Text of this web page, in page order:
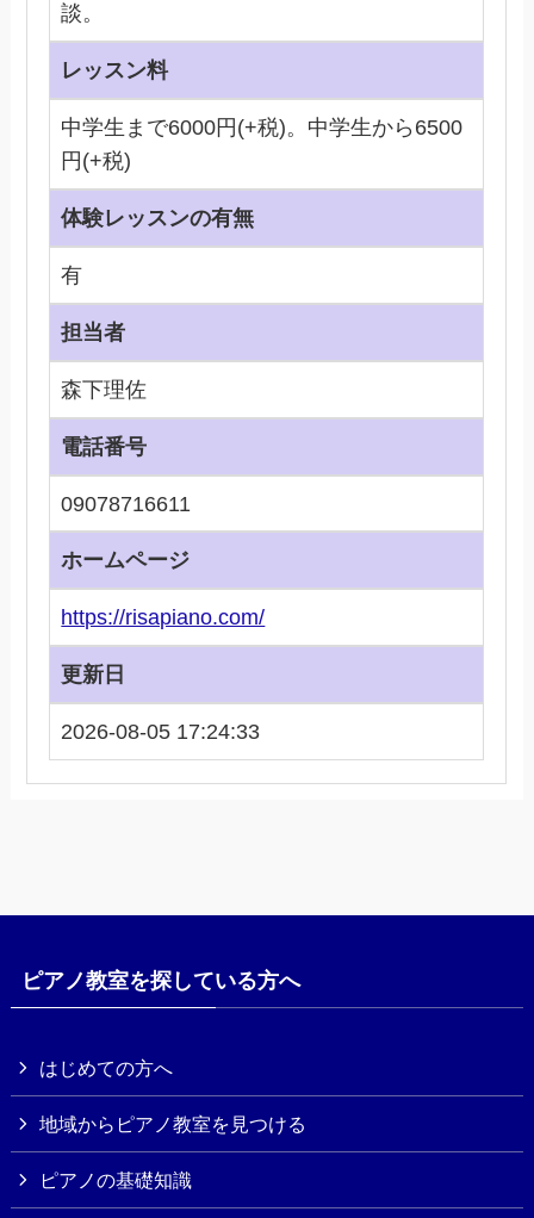
談。
レッスン料
中学生まで6000円(+税)。中学生から6500
円(+税)
体験レッスンの有無
有
担当者
森下理佐
電話番号
09078716611
ホームページ
https://risapiano.com/
更新日
2026-08-05 17:24:33
ピアノ教室を探している方へ
はじめての方へ
地域からピアノ教室を見つける
ピアノの基礎知識